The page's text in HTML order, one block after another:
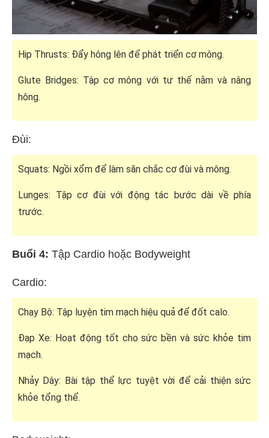
Hip Thrusts: Đẩy hông lên để phát triển cơ mông.
Glute Bridges: Tập cơ mông với tư thế nằm và nâng
hông.
Đùi:
Squats: Ngồi xổm để làm săn chắc cơ đùi và mông.
Lunges: Tập cơ đùi với động tác bước dài về phía
trước.
Buổi 4: Tập Cardio hoặc Bodyweight
Cardio:
Chạy Bộ: Tập luyện tim mạch hiệu quả để đốt calo.
Đạp Xe: Hoạt động tốt cho sức bền và sức khỏe tim
mạch.
Nhảy Dây: Bài tập thể lực tuyệt vời để cải thiện sức
khỏe tổng thể.